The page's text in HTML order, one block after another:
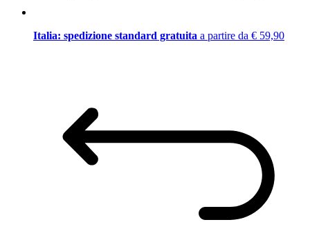
Italia: spedizione standard gratuita a partire da € 59,90